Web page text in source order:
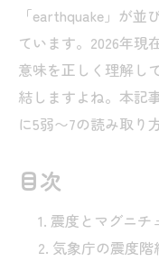
「earthquake」が
ています。2026年現
意味を正しく理解し
結しますよね。本記
に5弱〜7の読み取り
目次
震度とマグニチ
気象庁の震度